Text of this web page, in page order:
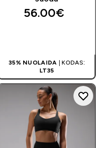
56.00€‎
35% NUOLAIDA | KODAS:
LT35